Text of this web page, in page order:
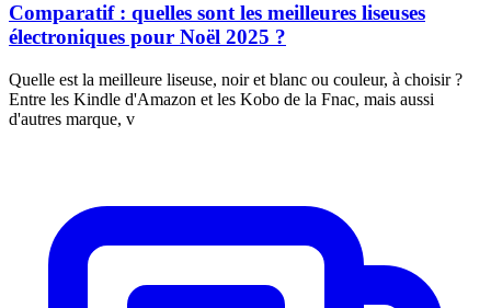
Comparatif : quelles sont les meilleures liseuses
électroniques pour Noël 2025 ?
Quelle est la meilleure liseuse, noir et blanc ou couleur, à choisir ?
Entre les Kindle d'Amazon et les Kobo de la Fnac, mais aussi
d'autres marque, v